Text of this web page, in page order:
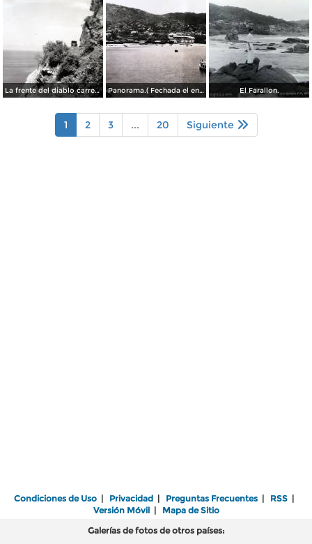
La frente del diablo carretera Acapulo a Pie de La Cuesta ( Fechada el en 1931 ). Panorama.( Fechada el en 1931 ). El Farallon.
1 2 3 ... 20 Siguiente
Condiciones de Uso | Privacidad | Preguntas Frecuentes | RSS |
Versión Móvil| Mapa de Sitio
Galerías de fotos de otros países: